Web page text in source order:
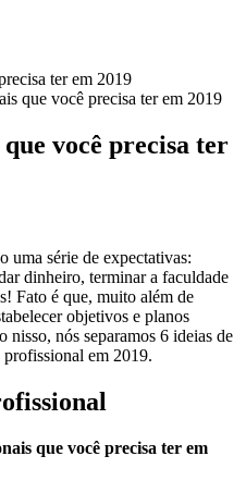
que você precisa ter em 2019
você precisa ter
uma série de expectativas:
dinheiro, terminar a faculdade
Fato é que, muito além de
objetivos e planos
nisso, nós separamos 6 ideias de
profissional em 2019.